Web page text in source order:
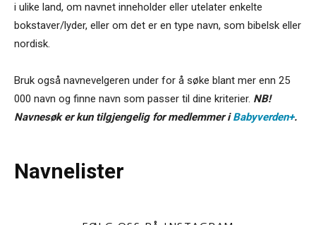
i ulike land, om navnet inneholder eller utelater enkelte
bokstaver/lyder, eller om det er en type navn, som bibelsk eller
nordisk.
Bruk også navnevelgeren under for å søke blant mer enn 25
000 navn og finne navn som passer til dine kriterier. NB!
Navnesøk er kun tilgjengelig for medlemmer iBabyverden+.
Navnelister